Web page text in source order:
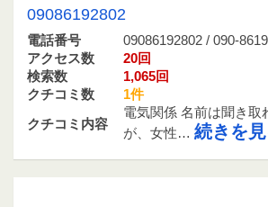
09086192802
電話番号
09086192802 / 090-
アクセス数
20回
検索数
1,065回
クチコミ数
1件
クチコミ内容
電気関係 名前は聞き取
が、女性… 続きを